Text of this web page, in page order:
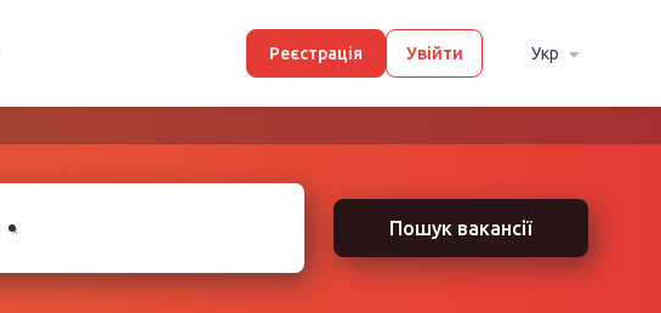
Реєстрація Увійти Укр
× Пошук вакансії